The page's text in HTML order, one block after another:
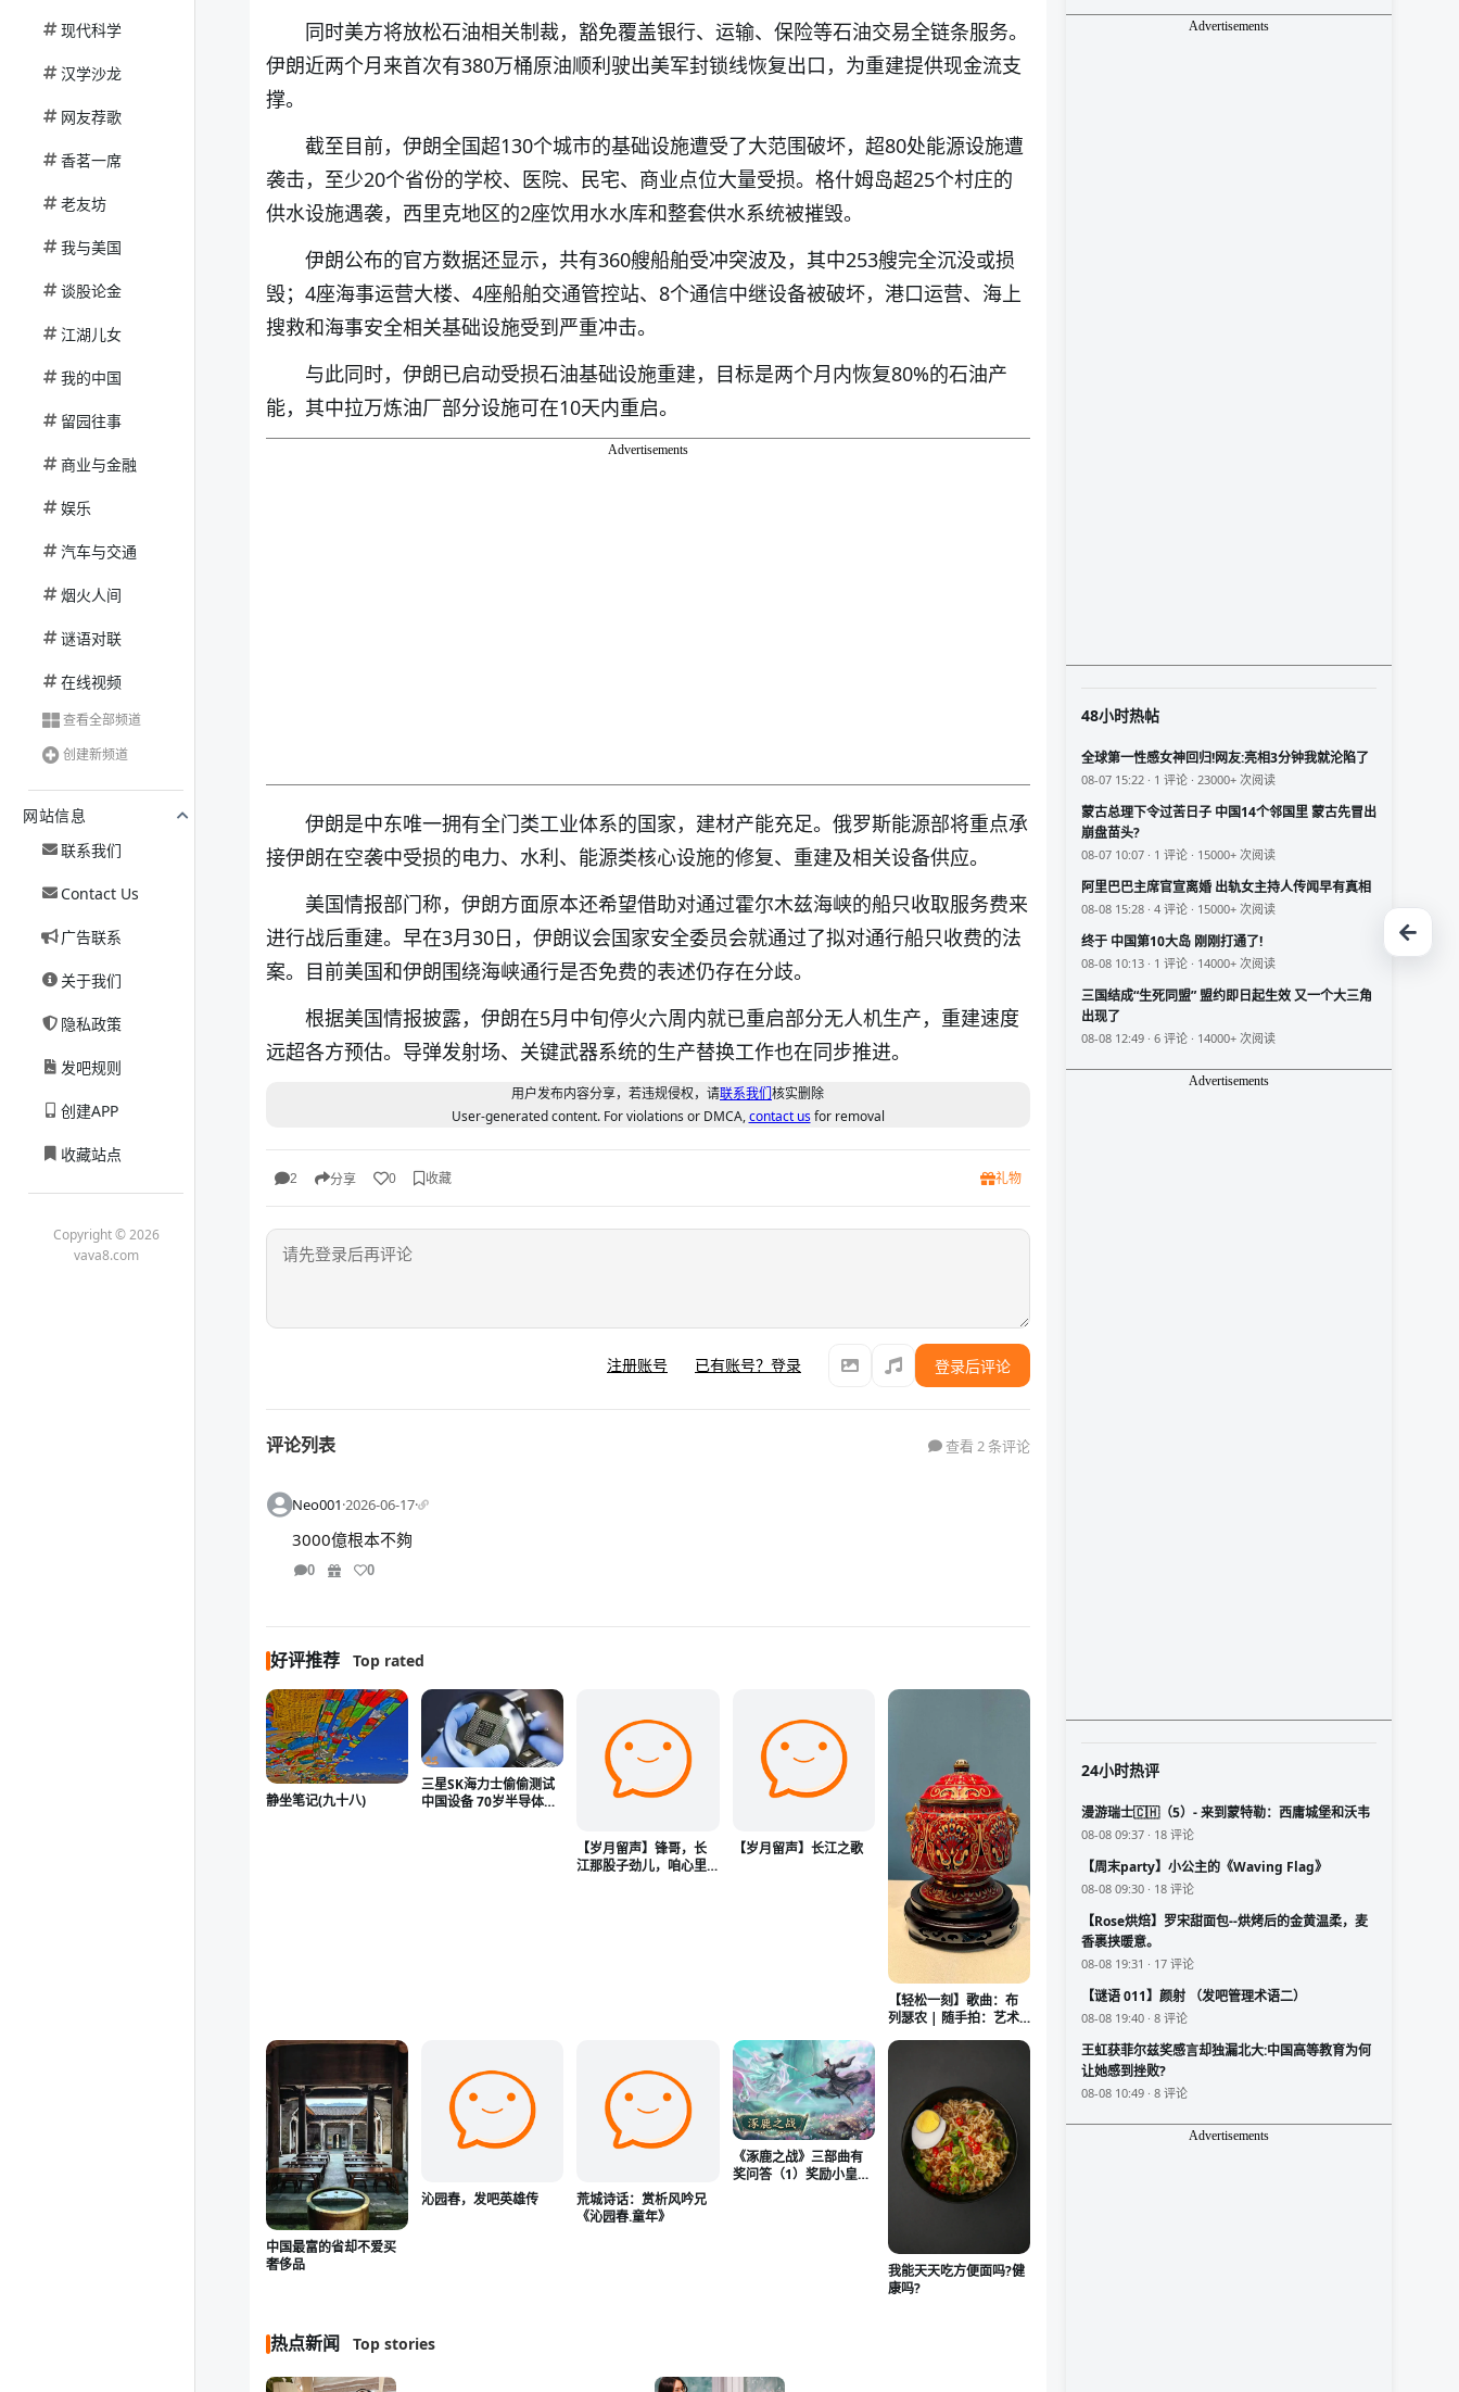
现代科学
汉学沙龙
网友荐歌
香茗一席
老友坊
我与美国
谈股论金
江湖儿女
我的中国
留园往事
商业与金融
娱乐
汽车与交通
烟火人间
谜语对联
在线视频
查看全部频道
创建新频道
网站信息
联系我们
Contact Us
广告联系
关于我们
隐私政策
发吧规则
创建APP
收藏站点
Copyright © 2026
vava8.com
同时美方将放松石油相关制裁，豁免覆盖银行、运输、保险等石油交易全链条服务。
伊朗近两个月来首次有380万桶原油顺利驶出美军封锁线恢复出口，为重建提供现金流支
撑。
截至目前，伊朗全国超130个城市的基础设施遭受了大范围破坏，超80处能源设施遭
袭击，至少20个省份的学校、医院、民宅、商业点位大量受损。格什姆岛超25个村庄的
供水设施遇袭，西里克地区的2座饮用水水库和整套供水系统被摧毁。
伊朗公布的官方数据还显示，共有360艘船舶受冲突波及，其中253艘完全沉没或损
毁；4座海事运营大楼、4座船舶交通管控站、8个通信中继设备被破坏，港口运营、海上
搜救和海事安全相关基础设施受到严重冲击。
与此同时，伊朗已启动受损石油基础设施重建，目标是两个月内恢复80%的石油产
能，其中拉万炼油厂部分设施可在10天内重启。
Advertisements
伊朗是中东唯一拥有全门类工业体系的国家，建材产能充足。俄罗斯能源部将重点承
接伊朗在空袭中受损的电力、水利、能源类核心设施的修复、重建及相关设备供应。
美国情报部门称，伊朗方面原本还希望借助对通过霍尔木兹海峡的船只收取服务费来
进行战后重建。早在3月30日，伊朗议会国家安全委员会就通过了拟对通行船只收费的法
案。目前美国和伊朗围绕海峡通行是否免费的表述仍存在分歧。
根据美国情报披露，伊朗在5月中旬停火六周内就已重启部分无人机生产，重建速度
远超各方预估。导弹发射场、关键武器系统的生产替换工作也在同步推进。
用户发布内容分享，若违规侵权，请联系我们核实删除
User-generated content. For violations or DMCA,contact usfor removal
2 分享 0 收藏 礼物
注册账号 已有账号？登录 登录后评论
评论列表 查看 2 条评论
Neo001·2026-06-17·
3000億根本不夠
0 0
好评推荐 Top rated
静坐笔记(九十八)
三星SK海力士偷偷测试
中国设备 70岁半导体大
【岁月留声】锋哥，长
江那股子劲儿，咱心里
【岁月留声】长江之歌
【轻松一刻】歌曲：布
列瑟农 | 随手拍：艺术
中国最富的省却不爱买
奢侈品
沁园春，发吧英雄传
荒城诗话：赏析风吟兄
《沁园春.童年》
《涿鹿之战》三部曲有
奖问答（1）奖励小皇冠
我能天天吃方便面吗?健
康吗?
热点新闻 Top stories
Advertisements
48小时热帖
全球第一性感女神回归!网友:亮相3分钟我就沦陷了
08-07 15:22 · 1 评论 · 23000+ 次阅读
蒙古总理下令过苦日子 中国14个邻国里 蒙古先冒出
崩盘苗头?
08-07 10:07 · 1 评论 · 15000+ 次阅读
阿里巴巴主席官宣离婚 出轨女主持人传闻早有真相
08-08 15:28 · 4 评论 · 15000+ 次阅读
终于 中国第10大岛 刚刚打通了!
08-08 10:13 · 1 评论 · 14000+ 次阅读
三国结成“生死同盟” 盟约即日起生效 又一个大三角
出现了
08-08 12:49 · 6 评论 · 14000+ 次阅读
Advertisements
24小时热评
漫游瑞士🇨🇭（5）- 来到蒙特勒：西庸城堡和沃韦
08-08 09:37 · 18 评论
【周末party】小公主的《Waving Flag》
08-08 09:30 · 18 评论
【Rose烘焙】罗宋甜面包--烘烤后的金黄温柔，麦
香裹挟暖意。
08-08 19:31 · 17 评论
【谜语 011】颜射 （发吧管理术语二）
08-08 19:40 · 8 评论
王虹获菲尔兹奖感言却独漏北大:中国高等教育为何
让她感到挫败?
08-08 10:49 · 8 评论
Advertisements